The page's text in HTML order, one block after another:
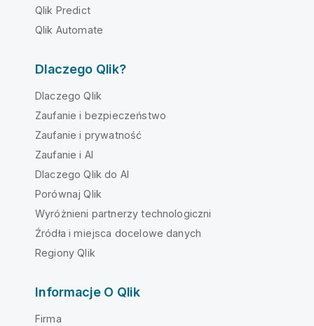
Qlik Predict
Qlik Automate
Dlaczego Qlik?
Dlaczego Qlik
Zaufanie i bezpieczeństwo
Zaufanie i prywatność
Zaufanie i AI
Dlaczego Qlik do AI
Porównaj Qlik
Wyróżnieni partnerzy technologiczni
Źródła i miejsca docelowe danych
Regiony Qlik
Informacje O Qlik
Firma